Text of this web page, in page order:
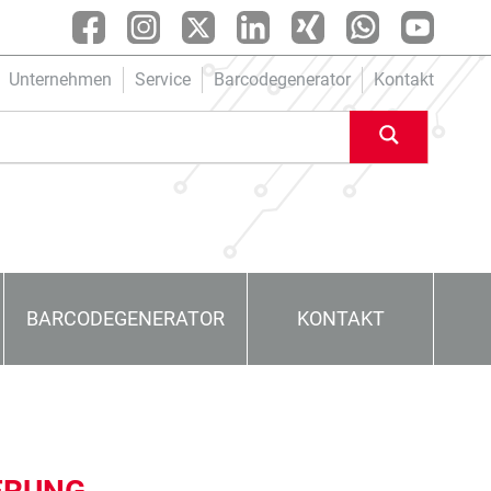
Unternehmen Service Barcodegenerator Kontakt
BARCODEGENERATOR KONTAKT